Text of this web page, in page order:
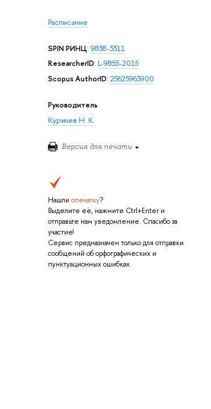
Расписание
SPIN РИНЦ: 9838-3311
ResearcherID: L-9855-2015
Scopus AuthorID: 25625963900
Руководитель
Куричев Н. К.
Версия для печати
Нашли опечатку?
Выделите её, нажмите Ctrl+Enter и
отправьте нам уведомление. Спасибо за
участие!
Сервис предназначен только для отправки
сообщений об орфографических и
пунктуационных ошибках.